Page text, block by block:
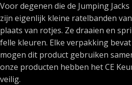
Voor degenen die de Jumping
zijn eigenlijk kleine ratelbanden
plaats van rotjes. Ze draaien en
felle kleuren. Elke verpakking
mogen dit product gebruiken
onze producten hebben het CE
veilig.